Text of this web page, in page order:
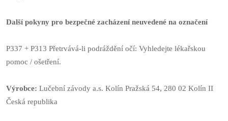
Další pokyny pro bezpečné zacházení neuvedené na označení
P337 + P313 Přetrvává-li podráždění očí: Vyhledejte lékařskou
pomoc / ošetření.
Výrobce: Lučební závody a.s. Kolín Pražská 54, 280 02 Kolín II
Česká republika